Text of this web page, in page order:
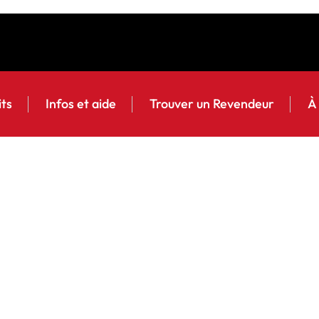
Infos et aide Trouver un Revendeur À